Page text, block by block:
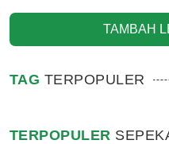
TAMBAH
TAG TERPOPULER
TERPOPULER